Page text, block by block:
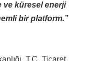
ve küresel enerji
bir platform.”